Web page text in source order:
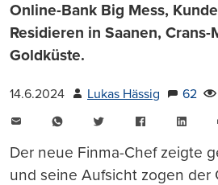
Online-Bank Big Mess,
Residieren in Saanen,
Goldküste.
14.6.2024 Lukas Hässig 62
WhatsAppTwitter Facebook
Der neue Finma-Chef zeigte
und seine Aufsicht zogen der